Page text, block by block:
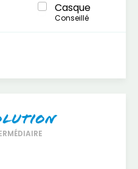
Casque
Conseillé